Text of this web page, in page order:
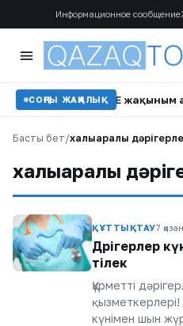
Информационное сообщение
СОҢҒЫ ЖАҢАЛЫҚ
ілінбеді • «Ең жақыным
Басты бет/халықаралық
халықаралық
ҚҰТТЫҚТАУ7 қазан
Дәрігерлер
тілек
Құрметті
күнімен шын